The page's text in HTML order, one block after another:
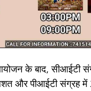
के बाद, सीआईटी
और पीआईटी संग्रह में